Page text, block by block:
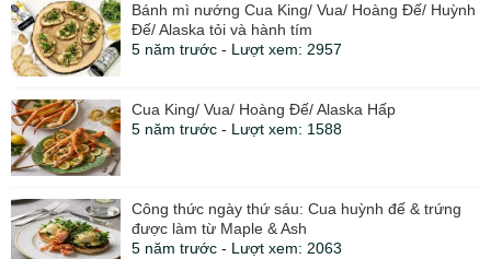
Bánh mì nướng Cua King/ Vua/ Hoàng Đế/ Huỳnh
Đế/ Alaska tỏi và hành tím
5 năm trước - Lượt xem: 2957
Cua King/ Vua/ Hoàng Đế/ Alaska Hấp
5 năm trước - Lượt xem: 1588
Công thức ngày thứ sáu: Cua huỳnh đế & trứng
được làm từ Maple & Ash
5 năm trước - Lượt xem: 2063